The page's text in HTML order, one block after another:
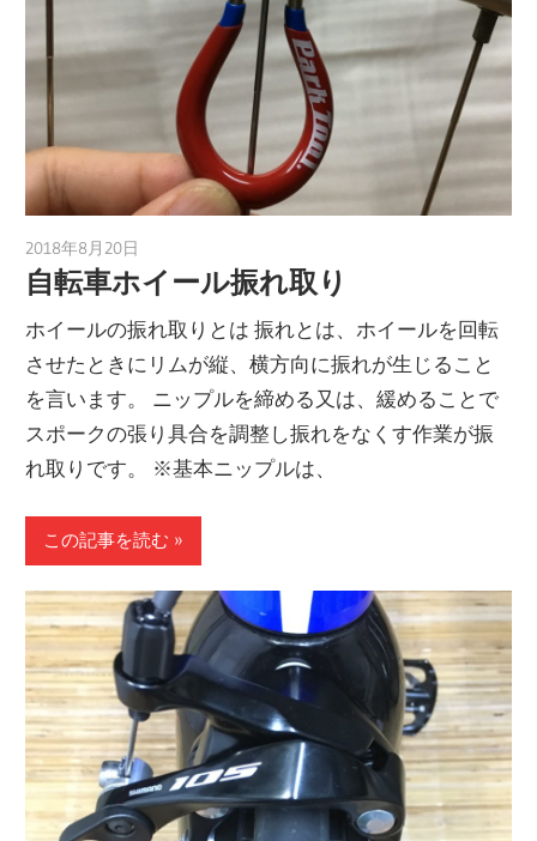
2018年8月20日
自転車ホイール振れ取り
ホイールの振れ取りとは 振れとは、ホイールを回転
させたときにリムが縦、横方向に振れが生じること
を言います。 ニップルを締める又は、緩めることで
スポークの張り具合を調整し振れをなくす作業が振
れ取りです。 ※基本ニップルは、
この記事を読む